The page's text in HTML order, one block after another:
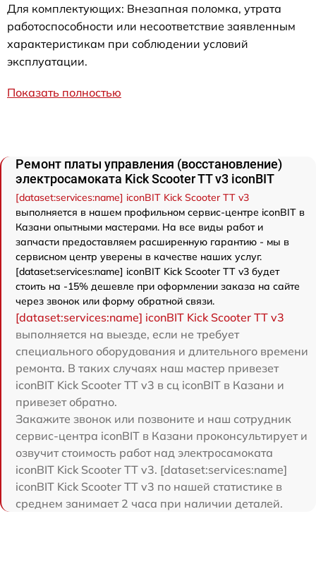
Для комплектующих: Внезапная поломка, утрата
работоспособности или несоответствие заявленным
характеристикам при соблюдении условий
эксплуатации.
Показать полностью
Ремонт платы управления (восстановление)
электросамоката Kick Scooter TT v3 iconBIT
[dataset:services:name] iconBIT Kick Scooter TT v3
выполняется в нашем профильном сервис-центре iconBIT в
Казани опытными мастерами. На все виды работ и
запчасти предоставляем расширенную гарантию - мы в
сервисном центр уверены в качестве наших услуг.
[dataset:services:name] iconBIT Kick Scooter TT v3 будет
стоить на -15% дешевле при оформлении заказа на сайте
через звонок или форму обратной связи.
[dataset:services:name] iconBIT Kick Scooter TT v3
выполняется на выезде, если не требует
специального оборудования и длительного времени
ремонта. В таких случаях наш мастер привезет
iconBIT Kick Scooter TT v3 в сц iconBIT в Казани и
привезет обратно.
Закажите звонок или позвоните и наш сотрудник
сервис-центра iconBIT в Казани проконсультирует и
озвучит стоимость работ над электросамоката
iconBIT Kick Scooter TT v3. [dataset:services:name]
iconBIT Kick Scooter TT v3 по нашей статистике в
среднем занимает 2 часа при наличии деталей.